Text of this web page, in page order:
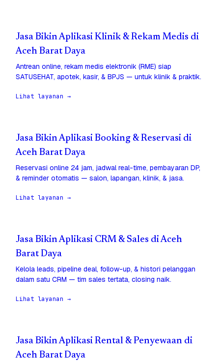
Jasa Bikin Aplikasi Klinik & Rekam Medis di
Aceh Barat Daya
Antrean online, rekam medis elektronik (RME) siap
SATUSEHAT, apotek, kasir, & BPJS — untuk klinik & praktik.
Lihat layanan →
Jasa Bikin Aplikasi Booking & Reservasi di
Aceh Barat Daya
Reservasi online 24 jam, jadwal real-time, pembayaran DP,
& reminder otomatis — salon, lapangan, klinik, & jasa.
Lihat layanan →
Jasa Bikin Aplikasi CRM & Sales di Aceh
Barat Daya
Kelola leads, pipeline deal, follow-up, & histori pelanggan
dalam satu CRM — tim sales tertata, closing naik.
Lihat layanan →
Jasa Bikin Aplikasi Rental & Penyewaan di
Aceh Barat Daya